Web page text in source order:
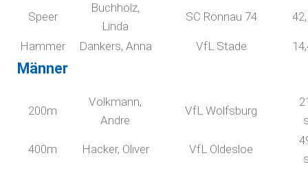
Speer
Buchholz,
Linda
SC Rönnau 74
Hammer Dankers, Anna VfL Stade
Männer
200m
Volkmann,
Andre
VfL Wolfsburg
400m Hacker, Oliver VfL Oldesloe